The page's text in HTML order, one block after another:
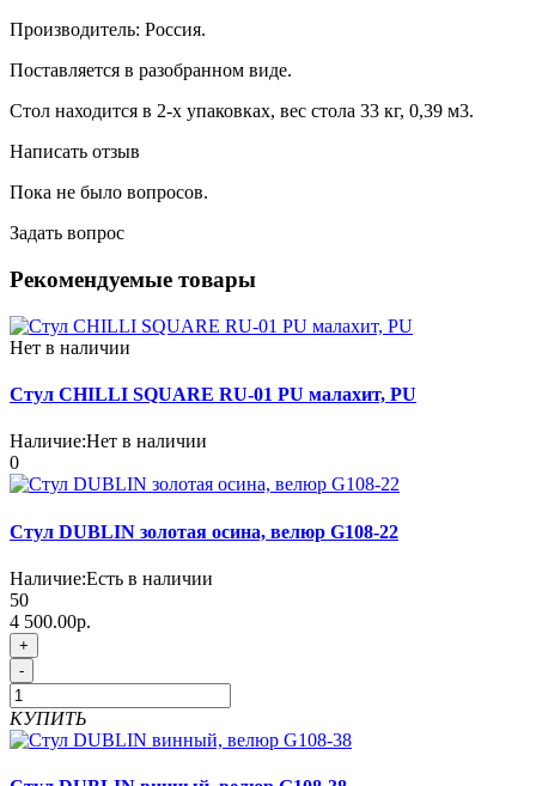
Производитель: Россия.
Поставляется в разобранном виде.
Стол находится в 2-х упаковках, вес стола 33 кг, 0,39 м3.
Написать отзыв
Пока не было вопросов.
Задать вопрос
Рекомендуемые товары
Нет в наличии
Стул CHILLI SQUARE RU-01 PU малахит, PU
Наличие:Нет в наличии
0
Стул DUBLIN золотая осина, велюр G108-22
Наличие:Есть в наличии
50
4 500.00р.
+
-
КУПИТЬ